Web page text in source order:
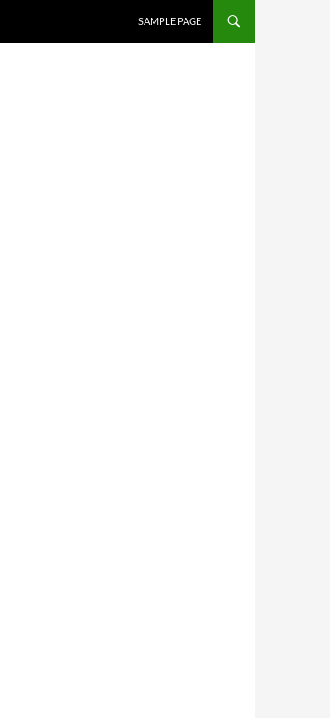
SAMPLE PAGE